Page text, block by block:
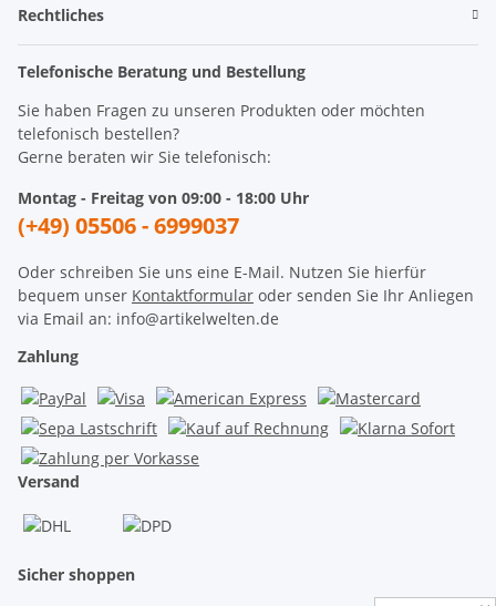
Rechtliches
Telefonische Beratung und Bestellung
Sie haben Fragen zu unseren Produkten oder möchten
telefonisch bestellen?
Gerne beraten wir Sie telefonisch:
Montag - Freitag von 09:00 - 18:00 Uhr
(+49) 05506 - 6999037
Oder schreiben Sie uns eine E-Mail. Nutzen Sie hierfür
bequem unser Kontaktformular oder senden Sie Ihr Anliegen
via Email an: info@artikelwelten.de
Zahlung
Versand
Sicher shoppen